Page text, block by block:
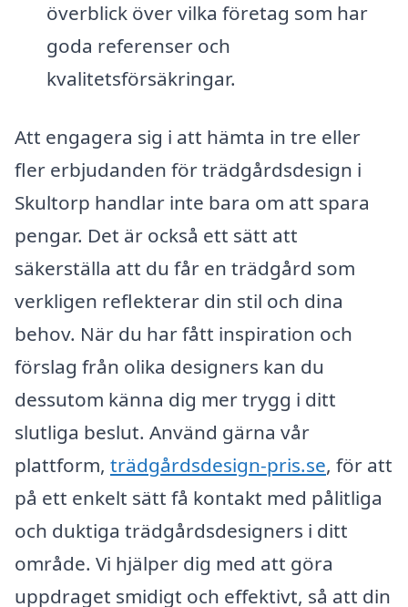
överblick över vilka företag som har
goda referenser och
kvalitetsförsäkringar.
Att engagera sig i att hämta in tre eller
fler erbjudanden för trädgårdsdesign i
Skultorp handlar inte bara om att spara
pengar. Det är också ett sätt att
säkerställa att du får en trädgård som
verkligen reflekterar din stil och dina
behov. När du har fått inspiration och
förslag från olika designers kan du
dessutom känna dig mer trygg i ditt
slutliga beslut. Använd gärna vår
plattform, trädgårdsdesign-pris.se, för att
på ett enkelt sätt få kontakt med pålitliga
och duktiga trädgårdsdesigners i ditt
område. Vi hjälper dig med att göra
uppdraget smidigt och effektivt, så att din